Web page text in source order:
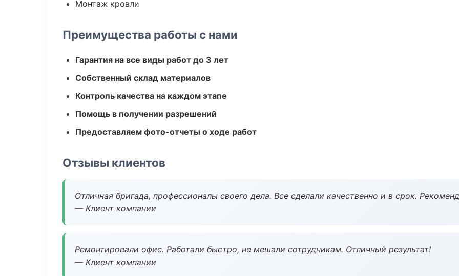
Монтаж кровли
Преимущества работы с нами
Гарантия на все виды работ до 3 лет
Собственный склад материалов
Контроль качества на каждом этапе
Помощь в получении разрешений
Предоставляем фото-отчеты о ходе работ
Отзывы клиентов
Отличная бригада, профессионалы своего дела. Все сделали качественно и в срок.
— Клиент компании
Ремонтировали офис. Работали быстро, не мешали сотрудникам. Отличный результат!
— Клиент компании